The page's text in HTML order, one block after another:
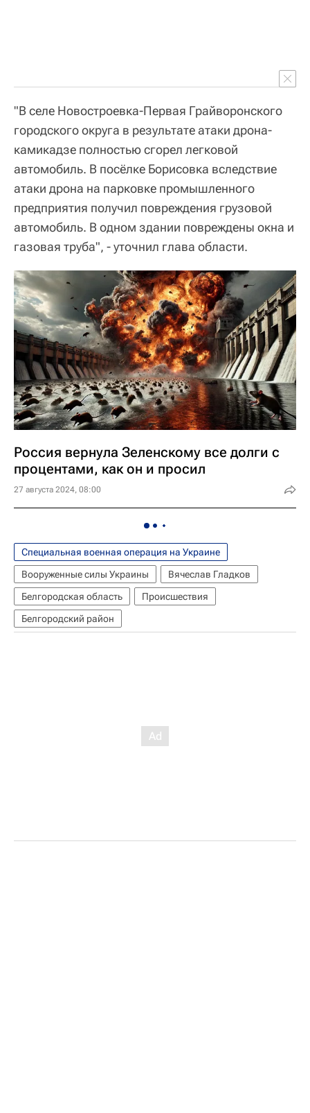
"В селе Новостроевка-Первая Грайворонского
городского округа в результате атаки дрона-
камикадзе полностью сгорел легковой
автомобиль. В посёлке Борисовка вследствие
атаки дрона на парковке промышленного
предприятия получил повреждения грузовой
автомобиль. В одном здании повреждены окна и
газовая труба", - уточнил глава области.
Россия вернула Зеленскому все долги с
процентами, как он и просил
27 августа 2024, 08:00
Специальная военная операция на Украине
Вооруженные силы Украины
Вячеслав Гладков
Белгородская область
Происшествия
Белгородский район